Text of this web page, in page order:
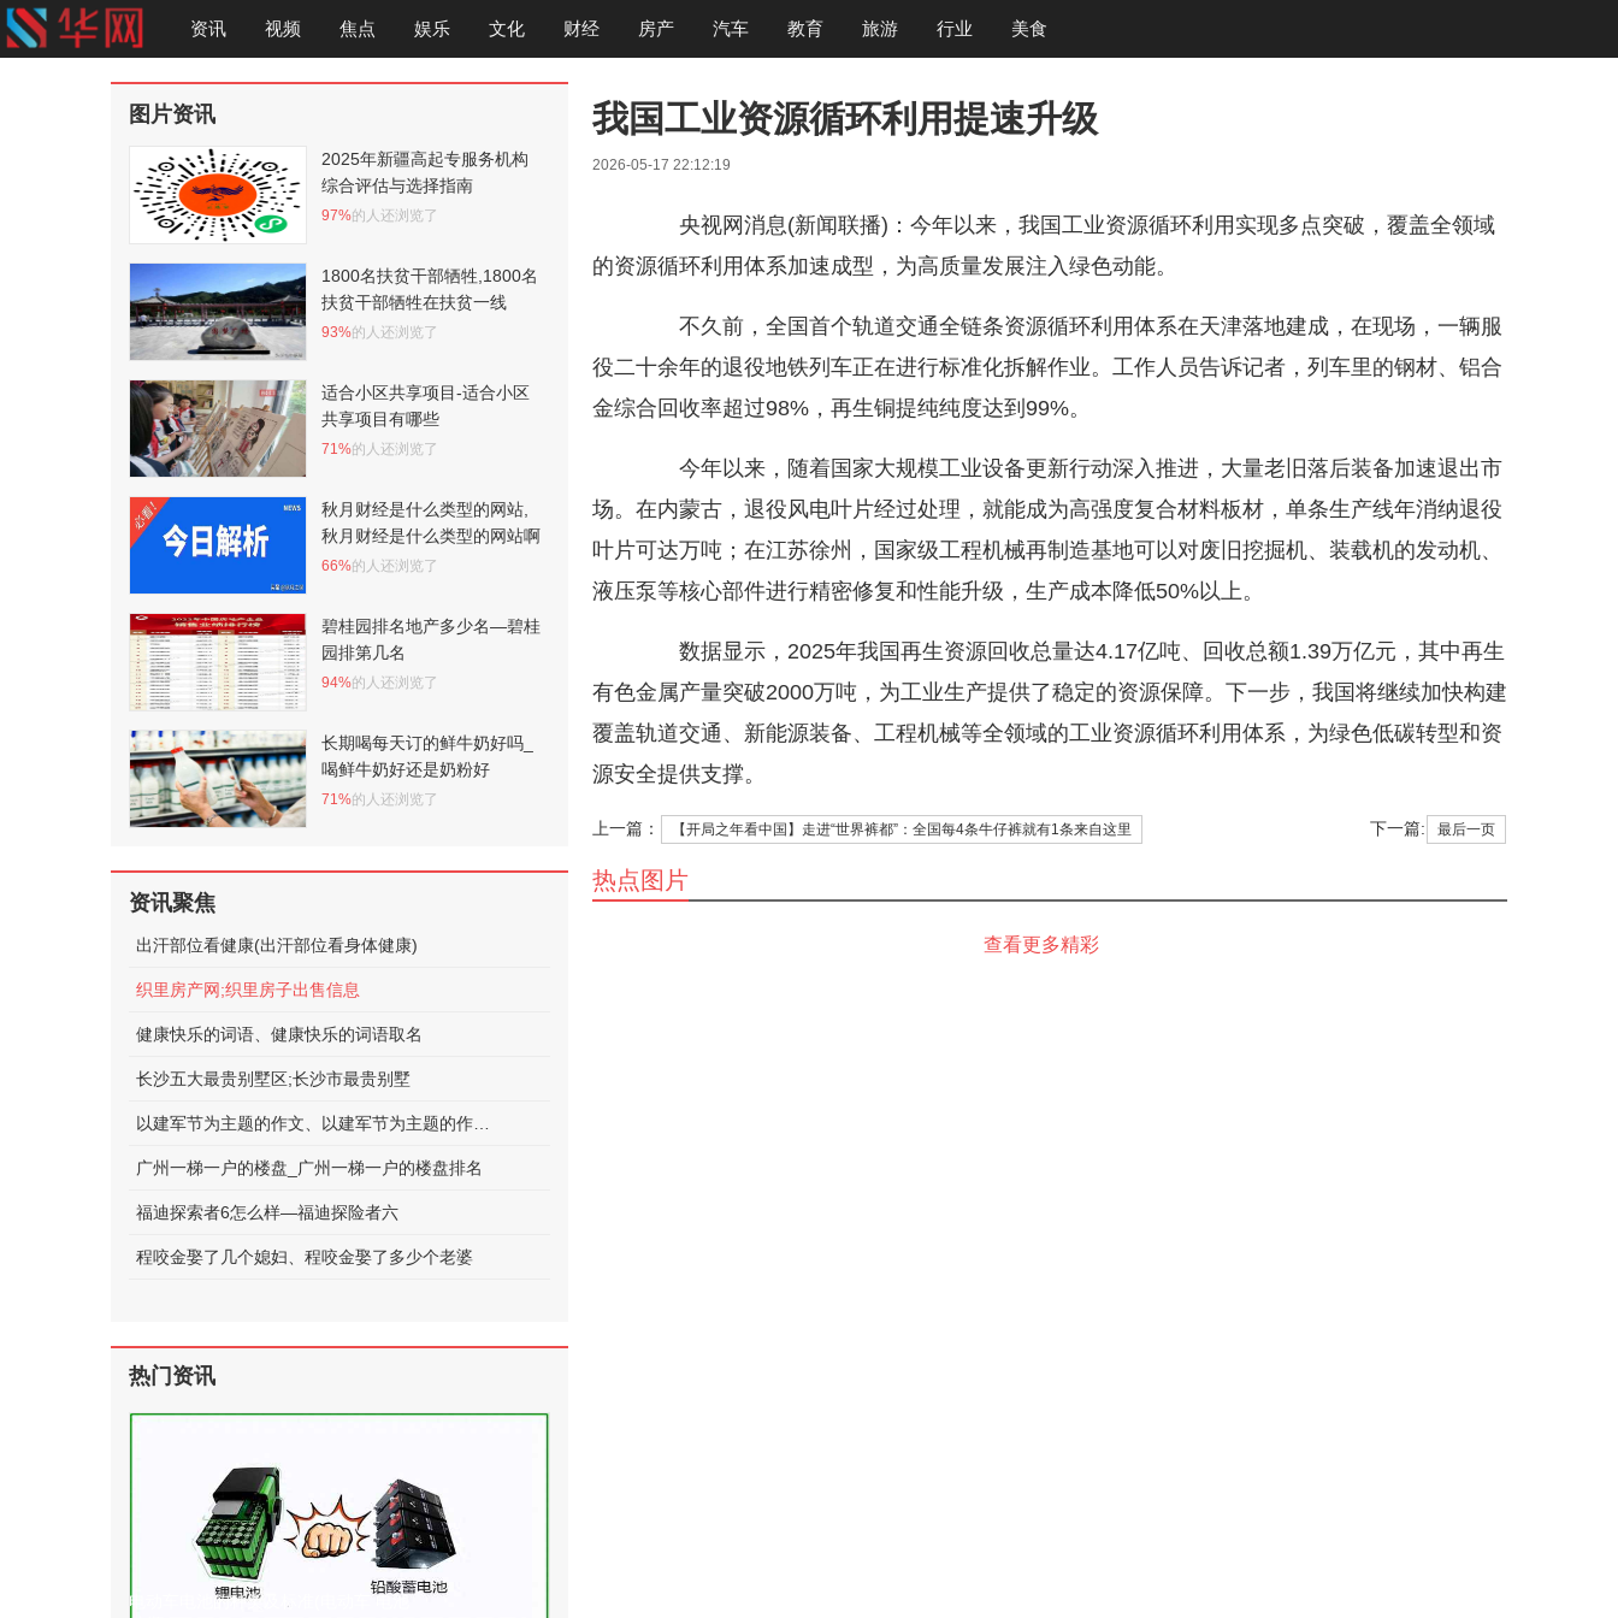
资讯 视频 焦点 娱乐 文化 财经 房产 汽车 教育 旅游 行业 美食
我国工业资源循环利用提速升级
2026-05-17 22:12:19
央视网消息(新闻联播)：今年以来，我国工业资源循环利用实现多点突破，覆盖全领域
的资源循环利用体系加速成型，为高质量发展注入绿色动能。
不久前，全国首个轨道交通全链条资源循环利用体系在天津落地建成，在现场，一辆服
役二十余年的退役地铁列车正在进行标准化拆解作业。工作人员告诉记者，列车里的钢材、铝合
金综合回收率超过98%，再生铜提纯纯度达到99%。
今年以来，随着国家大规模工业设备更新行动深入推进，大量老旧落后装备加速退出市
场。在内蒙古，退役风电叶片经过处理，就能成为高强度复合材料板材，单条生产线年消纳退役
叶片可达万吨；在江苏徐州，国家级工程机械再制造基地可以对废旧挖掘机、装载机的发动机、
液压泵等核心部件进行精密修复和性能升级，生产成本降低50%以上。
数据显示，2025年我国再生资源回收总量达4.17亿吨、回收总额1.39万亿元，其中再生
有色金属产量突破2000万吨，为工业生产提供了稳定的资源保障。下一步，我国将继续加快构建
覆盖轨道交通、新能源装备、工程机械等全领域的工业资源循环利用体系，为绿色低碳转型和资
源安全提供支撑。
上一篇： 【开局之年看中国】走进“世界裤都”：全国每4条牛仔裤就有1条来自这里 下一篇: 最后一页
图片资讯
2025年新疆高起专服务机构
综合评估与选择指南
97%的人还浏览了
1800名扶贫干部牺牲,1800名
扶贫干部牺牲在扶贫一线
93%的人还浏览了
适合小区共享项目-适合小区
共享项目有哪些
71%的人还浏览了
秋月财经是什么类型的网站,
秋月财经是什么类型的网站啊
66%的人还浏览了
碧桂园排名地产多少名—碧桂
园排第几名
94%的人还浏览了
长期喝每天订的鲜牛奶好吗_
喝鲜牛奶好还是奶粉好
71%的人还浏览了
资讯聚焦
出汗部位看健康(出汗部位看身体健康)
织里房产网;织里房子出售信息
健康快乐的词语、健康快乐的词语取名
长沙五大最贵别墅区;长沙市最贵别墅
广州一梯一户的楼盘_广州一梯一户的楼盘排名
福迪探索者6怎么样—福迪探险者六
程咬金娶了几个媳妇、程咬金娶了多少个老婆
热门资讯
电动车电池的种类及标准(电动车 电池
热点图片
查看更多精彩